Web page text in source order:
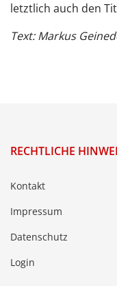
letztlich auch den
Text: Markus
RECHTLICHE
Kontakt
Impressum
Datenschutz
Login